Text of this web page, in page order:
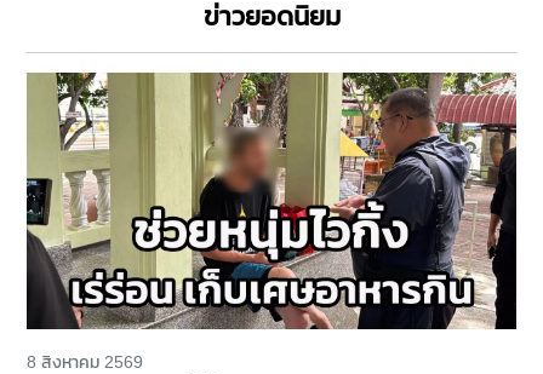
ข่าวยอดนิยม
8 สิงหาคม 2569